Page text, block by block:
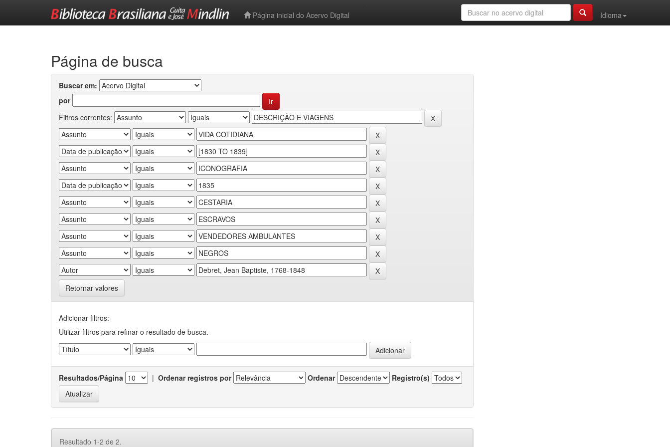
Página inicial do Acervo Digital
Idioma
Página de busca
Buscar em:
por
Filtros correntes:
Retornar valores
Adicionar filtros:
Utilizar filtros para refinar o resultado de busca.
Resultados/Página | Ordenar registros por Ordenar Registro(s)
Resultado 1-2 de 2.